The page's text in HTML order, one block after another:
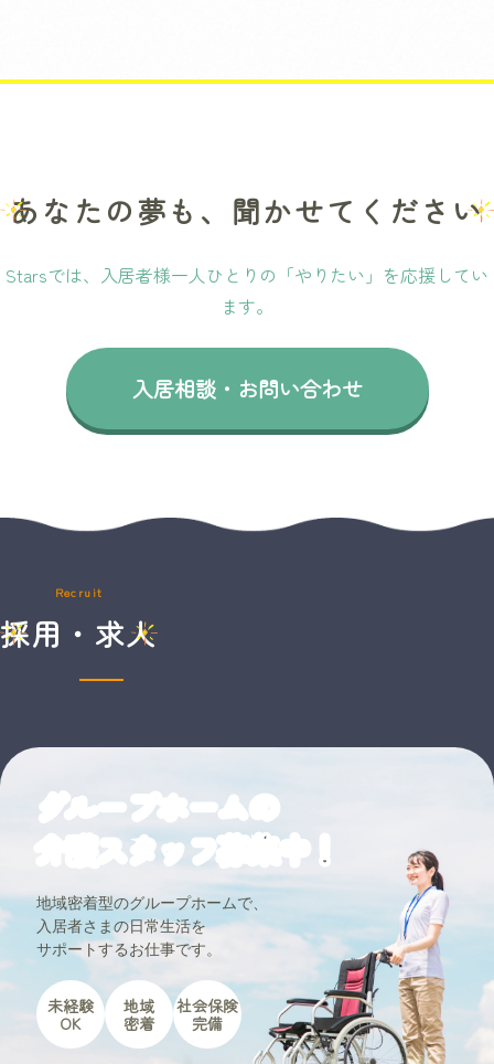
あなたの夢も、聞かせてください
Starsでは、入居者様一人ひとりの「やりたい」を応援してい
ます。
入居相談・お問い合わせ
Recruit
採用・求人
グループホームの
介護スタッフ募集中！
地域密着型のグループホームで、
入居者さまの日常生活を
サポートするお仕事です。
未経験
OK
地域
密着
社会保険
完備